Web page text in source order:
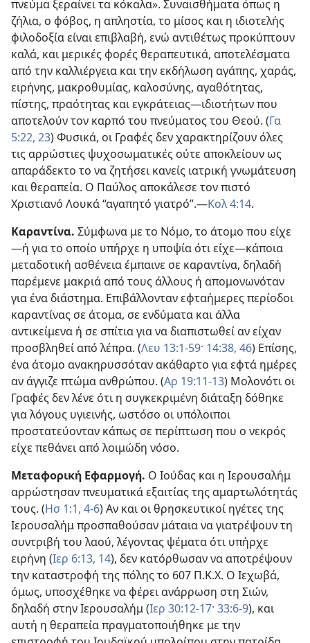
πνεύμα ξεραίνει τα κόκαλα». Συναισθήματα όπως η
ζήλια, ο φόβος, η απληστία, το μίσος και η ιδιοτελής
φιλοδοξία είναι επιβλαβή, ενώ αντιθέτως προκύπτουν
καλά, και μερικές φορές θεραπευτικά, αποτελέσματα
από την καλλιέργεια και την εκδήλωση αγάπης, χαράς,
ειρήνης, μακροθυμίας, καλοσύνης, αγαθότητας,
πίστης, πραότητας και εγκράτειας—ιδιοτήτων που
αποτελούν τον καρπό του πνεύματος του Θεού. (Γα
5:22, 23) Φυσικά, οι Γραφές δεν χαρακτηρίζουν όλες
τις αρρώστιες ψυχοσωματικές ούτε αποκλείουν ως
απαράδεκτο το να ζητήσει κανείς ιατρική γνωμάτευση
και θεραπεία. Ο Παύλος αποκάλεσε τον πιστό
Χριστιανό Λουκά “αγαπητό γιατρό”.—Κολ 4:14.
Καραντίνα. Σύμφωνα με το Νόμο, το άτομο που είχε
—ή για το οποίο υπήρχε η υποψία ότι είχε—κάποια
μεταδοτική ασθένεια έμπαινε σε καραντίνα, δηλαδή
παρέμενε μακριά από τους άλλους ή απομονωνόταν
για ένα διάστημα. Επιβάλλονταν εφταήμερες περίοδοι
καραντίνας σε άτομα, σε ενδύματα και άλλα
αντικείμενα ή σε σπίτια για να διαπιστωθεί αν είχαν
προσβληθεί από λέπρα. (Λευ 13:1-59· 14:38, 46) Επίσης,
ένα άτομο ανακηρυσσόταν ακάθαρτο για εφτά ημέρες
αν άγγιζε πτώμα ανθρώπου. (Αρ 19:11-13) Μολονότι οι
Γραφές δεν λένε ότι η συγκεκριμένη διάταξη δόθηκε
για λόγους υγιεινής, ωστόσο οι υπόλοιποι
προστατεύονταν κάπως σε περίπτωση που ο νεκρός
είχε πεθάνει από λοιμώδη νόσο.
Μεταφορική Εφαρμογή. Ο Ιούδας και η Ιερουσαλήμ
αρρώστησαν πνευματικά εξαιτίας της αμαρτωλότητάς
τους. (Ησ 1:1, 4-6) Αν και οι θρησκευτικοί ηγέτες της
Ιερουσαλήμ προσπαθούσαν μάταια να γιατρέψουν τη
συντριβή του λαού, λέγοντας ψέματα ότι υπήρχε
ειρήνη (Ιερ 6:13, 14), δεν κατόρθωσαν να αποτρέψουν
την καταστροφή της πόλης το 607 Π.Κ.Χ. Ο Ιεχωβά,
όμως, υποσχέθηκε να φέρει ανάρρωση στη Σιών,
δηλαδή στην Ιερουσαλήμ (Ιερ 30:12-17· 33:6-9), και
αυτή η θεραπεία πραγματοποιήθηκε με την